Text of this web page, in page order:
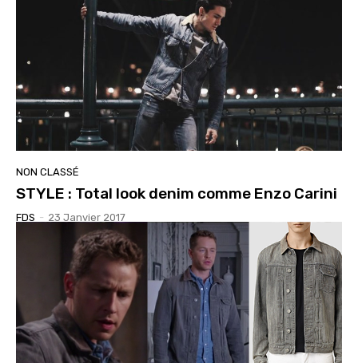
NON CLASSÉ
STYLE : Total look denim comme Enzo Carini
FDS - 23 Janvier 2017